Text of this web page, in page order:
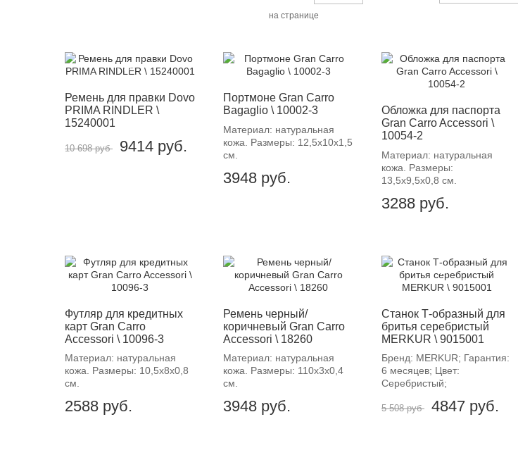
на странице
Ремень для правки Dovo
PRIMA RINDLER \
15240001
10 698 руб
-12%
9414 руб.
Портмоне Gran Carro
Bagaglio \ 10002-3
Материал: натуральная
кожа. Размеры: 12,5х10х1,5
см.
3948 руб.
Обложка для паспорта
Gran Carro Accessori \
10054-2
Материал: натуральная
кожа. Размеры:
13,5х9,5х0,8 см.
3288 руб.
Футляр для кредитных
карт Gran Carro
Accessori \ 10096-3
Материал: натуральная
кожа. Размеры: 10,5х8х0,8
см.
2588 руб.
Ремень черный/
коричневый Gran Carro
Accessori \ 18260
Материал: натуральная
кожа. Размеры: 110х3х0,4
см.
3948 руб.
Cтанок Т-образный для
бритья серебристый
MERKUR \ 9015001
Бренд: MERKUR; Гарантия:
6 месяцев; Цвет:
Серебристый;
5 508 руб 4847 руб.